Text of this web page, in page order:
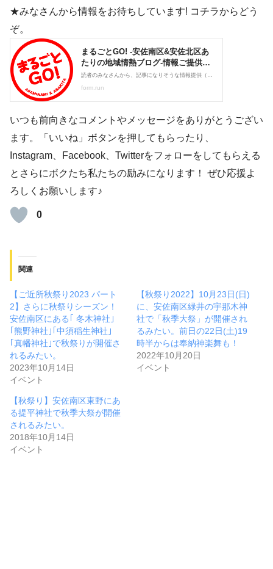
★みなさんから情報をお待ちしています! コチラからどう
ぞ。
いつも前向きなコメントやメッセージをありがとうござい
ます。「いいね」ボタンを押してもらったり、
Instagram、Facebook、Twitterをフォローをしてもらえる
とさらにボクたち私たちの励みになります！ ぜひ応援よ
ろしくお願いします♪
0
関連
【ご近所秋祭り2023 パート
2】さらに秋祭りシーズン！
安佐南区にある｢ 冬木神社｣
｢熊野神社｣｢中須稲生神社｣
｢真幡神社｣で秋祭りが開催さ
れるみたい。
2023年10月14日
イベント
【秋祭り2022】10月23日(日)
に、安佐南区緑井の宇那木神
社で「秋季大祭」が開催され
るみたい。前日の22日(土)19
時半からは奉納神楽舞も！
2022年10月20日
イベント
【秋祭り】安佐南区東野にあ
る提平神社で秋季大祭が開催
されるみたい。
2018年10月14日
イベント